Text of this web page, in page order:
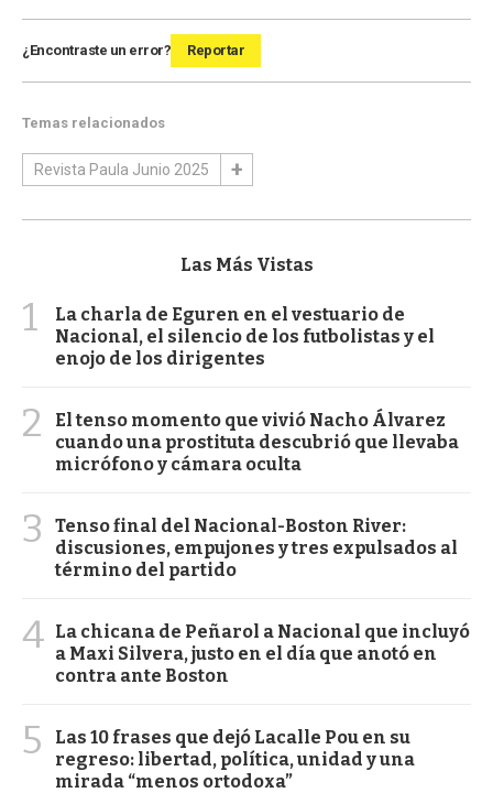
¿Encontraste un error? Reportar
Temas relacionados
Revista Paula Junio 2025
Las Más Vistas
1
La charla de Eguren en el vestuario de
Nacional, el silencio de los futbolistas y el
enojo de los dirigentes
2
El tenso momento que vivió Nacho Álvarez
cuando una prostituta descubrió que llevaba
micrófono y cámara oculta
3
Tenso final del Nacional-Boston River:
discusiones, empujones y tres expulsados al
término del partido
4 La chicana de Peñarol a Nacional que incluyó
a Maxi Silvera, justo en el día que anotó en
contra ante Boston
5
Las 10 frases que dejó Lacalle Pou en su
regreso: libertad, política, unidad y una
mirada “menos ortodoxa”